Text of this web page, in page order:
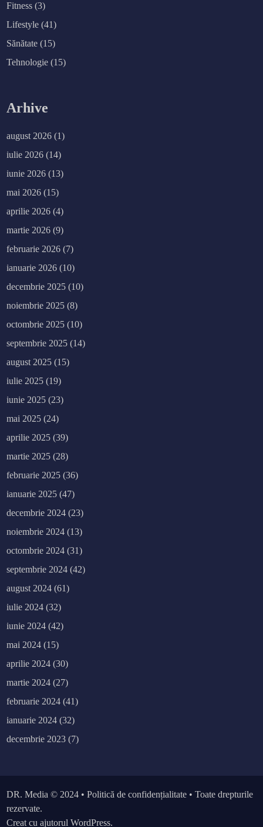
Fitness (3)
Lifestyle (41)
Sănătate (15)
Tehnologie (15)
Arhive
august 2026 (1)
iulie 2026 (14)
iunie 2026 (13)
mai 2026 (15)
aprilie 2026 (4)
martie 2026 (9)
februarie 2026 (7)
ianuarie 2026 (10)
decembrie 2025 (10)
noiembrie 2025 (8)
octombrie 2025 (10)
septembrie 2025 (14)
august 2025 (15)
iulie 2025 (19)
iunie 2025 (23)
mai 2025 (24)
aprilie 2025 (39)
martie 2025 (28)
februarie 2025 (36)
ianuarie 2025 (47)
decembrie 2024 (23)
noiembrie 2024 (13)
octombrie 2024 (31)
septembrie 2024 (42)
august 2024 (61)
iulie 2024 (32)
iunie 2024 (42)
mai 2024 (15)
aprilie 2024 (30)
martie 2024 (27)
februarie 2024 (41)
ianuarie 2024 (32)
decembrie 2023 (7)
DR. Media © 2024 •Politică de confidențialitate • Toate drepturile
rezervate.
Creat cu ajutorul WordPress.